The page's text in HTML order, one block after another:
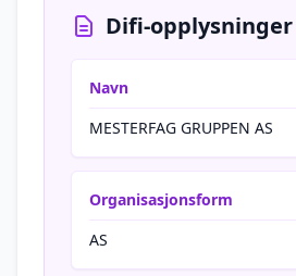
Difi-opplysninger
Navn
MESTERFAG GRUPPEN AS
Organisasjonsform
AS